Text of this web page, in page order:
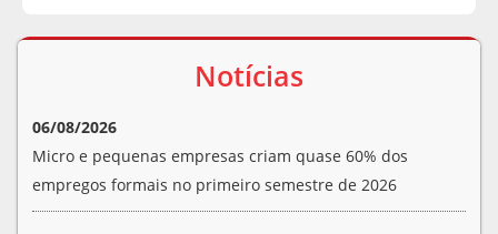
Notícias
06/08/2026
Micro e pequenas empresas criam quase 60% dos
empregos formais no primeiro semestre de 2026